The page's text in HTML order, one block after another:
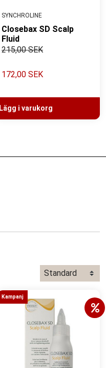
SYNCHROLINE
Closebax SD Scalp
Fluid
215,00 SEK
172,00 SEK
Lägg i varukorg
Kampanj